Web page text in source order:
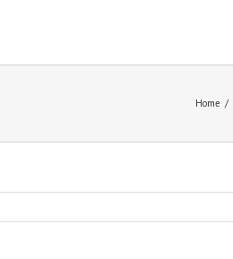
Home /